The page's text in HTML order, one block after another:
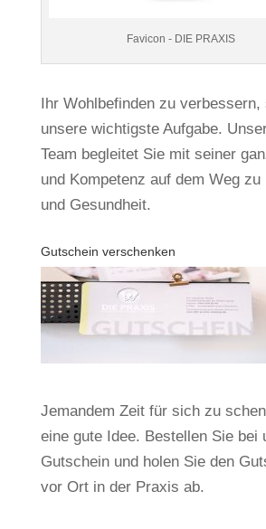
Favicon - DIE PRAXIS
Ihr Wohlbefinden zu
unsere wichtigste Aufgabe.
Team begleitet Sie mit seiner
und Kompetenz auf dem Weg
und Gesundheit.
Gutschein verschenken
Jemandem Zeit für sich zu
eine gute Idee. Bestellen Sie bei
Gutschein und holen Sie den
vor Ort in der Praxis ab.